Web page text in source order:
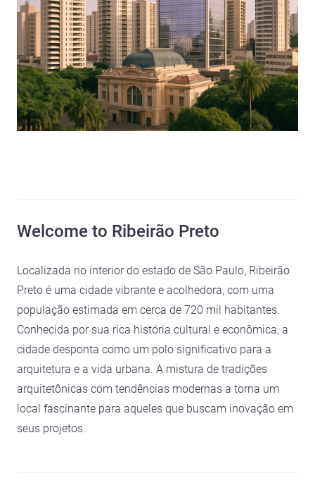
Welcome to Ribeirão Preto
Localizada no interior do estado de São Paulo, Ribeirão
Preto é uma cidade vibrante e acolhedora, com uma
população estimada em cerca de 720 mil habitantes.
Conhecida por sua rica história cultural e econômica, a
cidade desponta como um polo significativo para a
arquitetura e a vida urbana. A mistura de tradições
arquitetônicas com tendências modernas a torna um
local fascinante para aqueles que buscam inovação em
seus projetos.